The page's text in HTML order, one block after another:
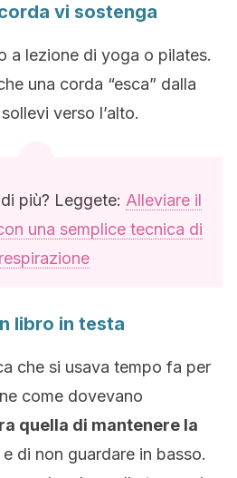
vi sostenga
a lezione di yoga o pilates.
una corda “esca” dalla
verso l’alto.
più? Leggete: Alleviare il
una semplice tecnica di
respirazione
libro in testa
che si usava tempo fa per
come dovevano
quella di mantenere la
e di non guardare in basso.